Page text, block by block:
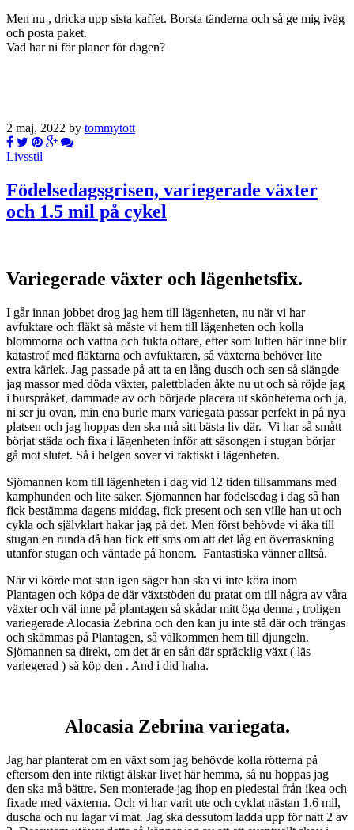
Men nu , dricka upp sista kaffet. Borsta tänderna och så ge mig iväg
och posta paket.
Vad har ni för planer för dagen?
2 maj, 2022 by tommytott
Livsstil
Födelsedagsgrisen, variegerade växter
och 1.5 mil på cykel
Variegerade växter och lägenhetsfix.
I går innan jobbet drog jag hem till lägenheten, nu när vi har
avfuktare och fläkt så måste vi hem till lägenheten och kolla
blommorna och vattna och fukta oftare, efter som luften här inne blir
katastrof med fläktarna och avfuktaren, så växterna behöver lite
extra kärlek. Jag passade på att ta en lång dusch och sen så slängde
jag massor med döda växter, palettbladen åkte nu ut och så röjde jag
i burspråket, dammade av och började placera ut skönheterna och ja,
ni ser ju ovan, min ena burle marx variegata passar perfekt in på nya
platsen och jag hoppas den ska må sitt bästa liv där. Vi har så smått
börjat städa och fixa i lägenheten inför att säsongen i stugan börjar
gå mot slutet. Så i helgen sover vi faktiskt i lägenheten.
Sjömannen kom till lägenheten i dag vid 12 tiden tillsammans med
kamphunden och lite saker. Sjömannen har födelsedag i dag så han
fick bestämma dagens middag, fick present och sen ville han ut och
cykla och självklart hakar jag på det. Men först behövde vi åka till
stugan en runda då han fick ett sms om att det låg en överraskning
utanför stugan och väntade på honom. Fantastiska vänner alltså.
När vi körde mot stan igen säger han ska vi inte köra inom
Plantagen och köpa de där växtstöden du pratat om till några av våra
växter och väl inne på plantagen så skådar mitt öga denna , troligen
variegerade Alocasia Zebrina och den kan ju inte stå där och trängas
och skämmas på Plantagen, så välkommen hem till djungeln.
Sjömannen sa direkt, om det är en sån där spräcklig växt ( läs
variegerad ) så köp den . And i did haha.
Alocasia Zebrina variegata.
Jag har planterat om en växt som jag behövde kolla rötterna på
eftersom den inte riktigt älskar livet här hemma, så nu hoppas jag
den ska må bättre. Sen monterade jag ihop en piedestal från ikea och
fixade med växterna. Och vi har varit ute och cyklat nästan 1.6 mil,
duscha och nu lagar vi mat. Jag ska dessutom ladda upp för natt 2 av